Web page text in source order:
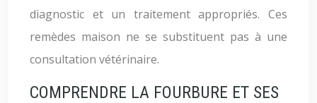
diagnostic et un traitement appropriés. Ces
remèdes maison ne se substituent pas à une
consultation vétérinaire.
COMPRENDRE LA FOURBURE ET SES